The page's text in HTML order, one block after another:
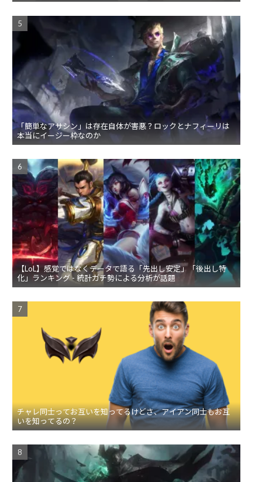
「簡単なアサシン」は存在自体が害悪？ロックとナフィーリは
本当にイージー枠なのか
【LoL】感覚ではなくデータで語る「先出し安定」「後出し特
化」ランキング - 統計ガチ勢による分析が話題
チャレ同士ってお互いを知ってるけどさ、アイアン同士もお互
いを知ってるの？